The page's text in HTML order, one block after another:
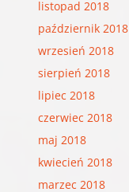
listopad 2018
październik 2018
wrzesień 2018
sierpień 2018
lipiec 2018
czerwiec 2018
maj 2018
kwiecień 2018
marzec 2018